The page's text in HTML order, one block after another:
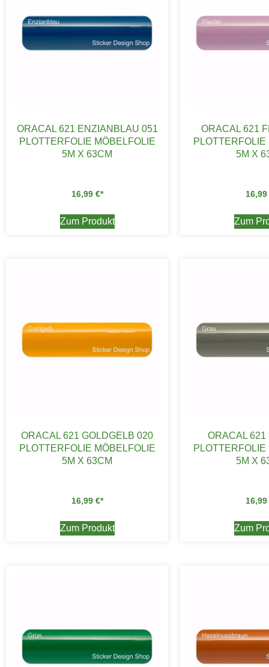
ORACAL 621 ENZIANBLAU 051
PLOTTERFOLIE MÖBELFOLIE
5M X 63CM
16,99 €
Zum Produkt
ORACAL 621
PLOTTERFOLIE
5M X
16,99
Zum
ORACAL 621 GOLDGELB 020
PLOTTERFOLIE MÖBELFOLIE
5M X 63CM
16,99 €
Zum Produkt
ORACAL 621
PLOTTERFOLIE
5M X
16,99
Zum